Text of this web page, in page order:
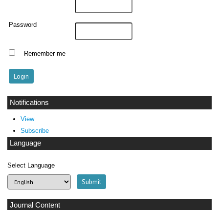
Password
Remember me
Notifications
View
Subscribe
Language
Select Language
Journal Content